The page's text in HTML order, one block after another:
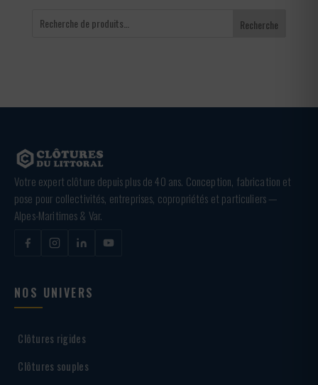
Recherche
Votre expert clôture depuis plus de 40 ans. Conception, fabrication et
pose pour collectivités, entreprises, copropriétés et particuliers —
Alpes-Maritimes & Var.
NOS UNIVERS
Clôtures rigides
Clôtures souples